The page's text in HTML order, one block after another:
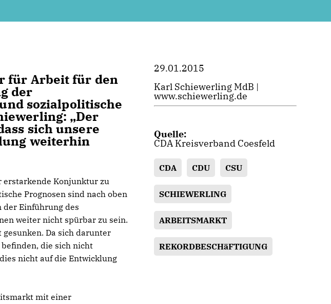
für Arbeit für den
der
sozialpolitische
„Der
sich unsere
weiterhin
Konjunktur zu
Prognosen sind nach oben
Einführung des
weiter nicht spürbar zu sein.
Da sich darunter
die sich nicht
nicht auf die Entwicklung
mit einer
29.01.2015
Karl Schiewerling MdB |
www.schiewerling.de
Quelle:
CDA Kreisverband Coesfeld
CDA CDU CSU
SCHIEWERLING
ARBEITSMARKT
REKORDBESCHäFTIGUNG